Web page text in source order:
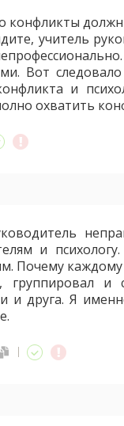
учитель
Вот
и
охватить
и
Почему
группировал
и друга. Я